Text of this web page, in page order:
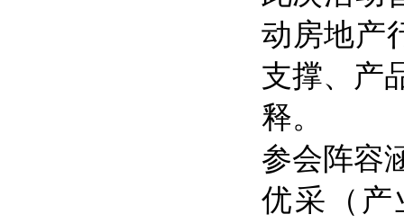
动房地产
支撑、产
释。
参会阵容
优采（